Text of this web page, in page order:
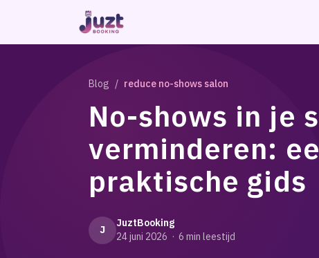
Blog / reduce no-shows salon
No-shows in je
verminderen:
praktische gids
J
JuztBooking
24 juni 2026 · 6min leestijd